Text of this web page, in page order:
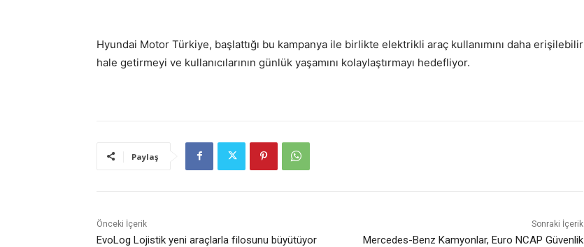
Hyundai Motor Türkiye, başlattığı bu kampanya ile birlikte elektrikli araç kullanımını daha erişilebilir
hale getirmeyi ve kullanıcılarının günlük yaşamını kolaylaştırmayı hedefliyor.
Paylaş
Önceki İçerik
EvoLog Lojistik yeni araçlarla filosunu büyütüyor
Sonraki İçerik
Mercedes-Benz Kamyonlar, Euro NCAP Güvenlik